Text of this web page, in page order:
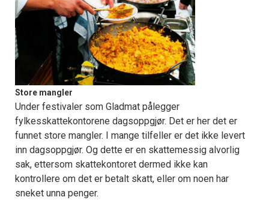
Store mangler
Under festivaler som Gladmat pålegger
fylkesskattekontorene dagsoppgjør. Det er her det er
funnet store mangler. I mange tilfeller er det ikke levert
inn dagsoppgjør. Og dette er en skattemessig alvorlig
sak, ettersom skattekontoret dermed ikke kan
kontrollere om det er betalt skatt, eller om noen har
sneket unna penger.